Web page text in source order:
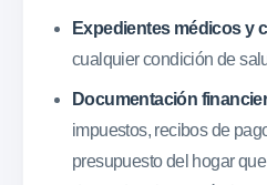
Expedientes médicos y
cualquier condición de
Documentación
impuestos, recibos de
presupuesto del hogar